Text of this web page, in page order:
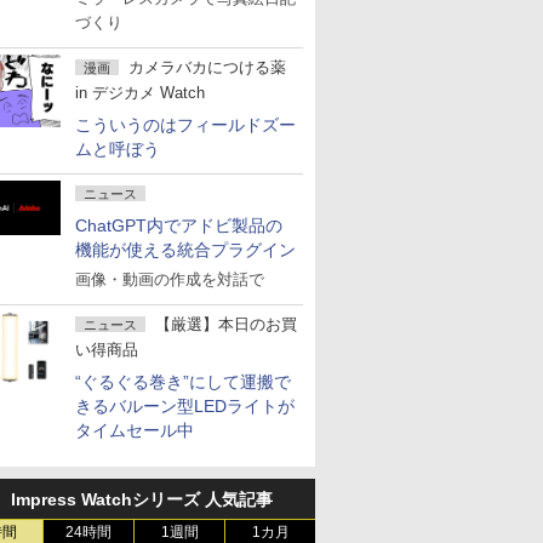
づくり
漫画
カメラバカにつける薬
in デジカメ Watch
こういうのはフィールドズー
ムと呼ぼう
ニュース
ChatGPT内でアドビ製品の
機能が使える統合プラグイン
画像・動画の作成を対話で
ニュース
【厳選】本日のお買
い得商品
“ぐるぐる巻き”にして運搬で
きるバルーン型LEDライトが
タイムセール中
Impress Watchシリーズ 人気記事
24時間 1週間 1カ月